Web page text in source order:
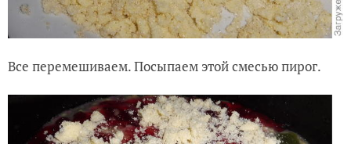
Все перемешиваем. Посыпаем этой смесью пирог.